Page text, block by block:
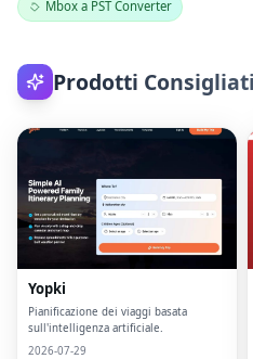
Mbox a PST Converter
Prodotti Consigliati
Yopki
Pianificazione dei viaggi basata
sull'intelligenza artificiale.
2026-07-29